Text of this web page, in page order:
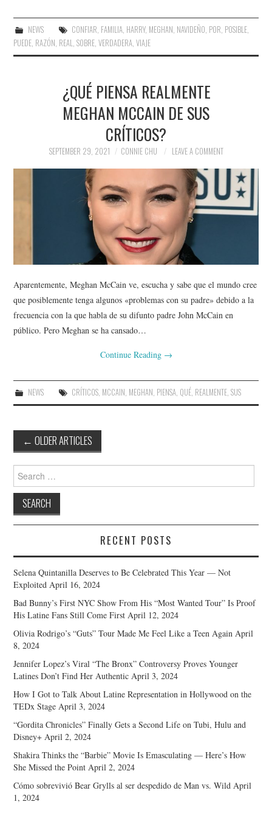
NEWS CONFIAR, FAMILIA, HARRY, MEGHAN, NAVIDEÑO, POR, POSIBLE,
PUEDE, RAZÓN, REAL,SOBRE,VERDADERA,VIAJE
¿QUÉ PIENSA REALMENTE
MEGHAN MCCAIN DE SUS
CRÍTICOS?
SEPTEMBER 29, 2021 CONNIE CHU LEAVE A COMMENT
Aparentemente, Meghan McCain ve, escucha y sabe que el mundo cree
que posiblemente tenga algunos «problemas con su padre» debido a la
frecuencia con la que habla de su difunto padre John McCain en
público. Pero Meghan se ha cansado…
Continue Reading →
NEWS CRÍTICOS, MCCAIN, MEGHAN, PIENSA, QUÉ, REALMENTE, SUS
Post
navigation
← OLDER ARTICLES
Search
for:
RECENT POSTS
Selena Quintanilla Deserves to Be Celebrated This Year — Not
Exploited April 16, 2024
Bad Bunny’s First NYC Show From His “Most Wanted Tour” Is Proof
His Latine Fans Still Come First April 12, 2024
Olivia Rodrigo’s “Guts” Tour Made Me Feel Like a Teen Again April
8, 2024
Jennifer Lopez’s Viral “The Bronx” Controversy Proves Younger
Latines Don’t Find Her Authentic April 3, 2024
How I Got to Talk About Latine Representation in Hollywood on the
TEDx Stage April 3, 2024
“Gordita Chronicles” Finally Gets a Second Life on Tubi, Hulu and
Disney+ April 2, 2024
Shakira Thinks the “Barbie” Movie Is Emasculating — Here’s How
She Missed the Point April 2, 2024
Cómo sobrevivió Bear Grylls al ser despedido de Man vs. Wild April
1, 2024